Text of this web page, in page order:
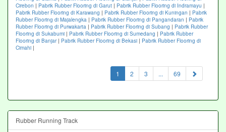
Cirebon | Pabrik Rubber Flooring di Garut | Pabrik Rubber Flooring di Indramayu |
Pabrik Rubber Flooring di Karawang | Pabrik Rubber Flooring di Kuningan | Pabrik
Rubber Flooring di Majalengka | Pabrik Rubber Flooring di Pangandaran | Pabrik
Rubber Flooring di Purwakarta | Pabrik Rubber Flooring di Subang | Pabrik Rubber
Flooring di Sukabumi | Pabrik Rubber Flooring di Sumedang | Pabrik Rubber
Flooring di Banjar| Pabrik Rubber Flooring di Bekasi | Pabrik Rubber Flooring di
Cimahi |
1 (current)
2 3 ... 69
Rubber Running Track